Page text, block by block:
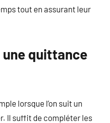
tout en assurant leur
quittance
lorsque l’on suit un
Il suffit de compléter les